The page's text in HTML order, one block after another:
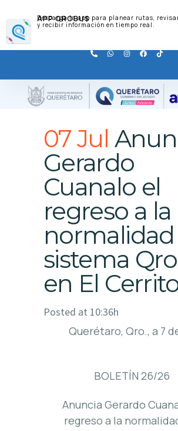
APP QROBUS
Descarga la app para planear rutas,
y recibir información en tiempo real.
07 Jul
Gerardo
Cuanalo el
regreso a la
sistema
en El
Posted at 10:36h
Querétaro, Qro., a 7
BOLETÍN 26/26
Anuncia Gerardo
regreso a la